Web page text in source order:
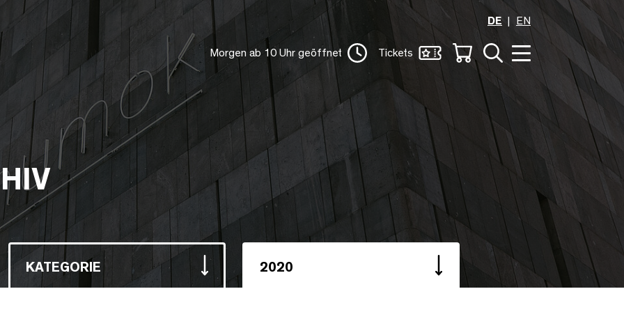
DE
EN
Morgen ab 10 Uhr geöffnet Tickets
KATEGORIE 2020